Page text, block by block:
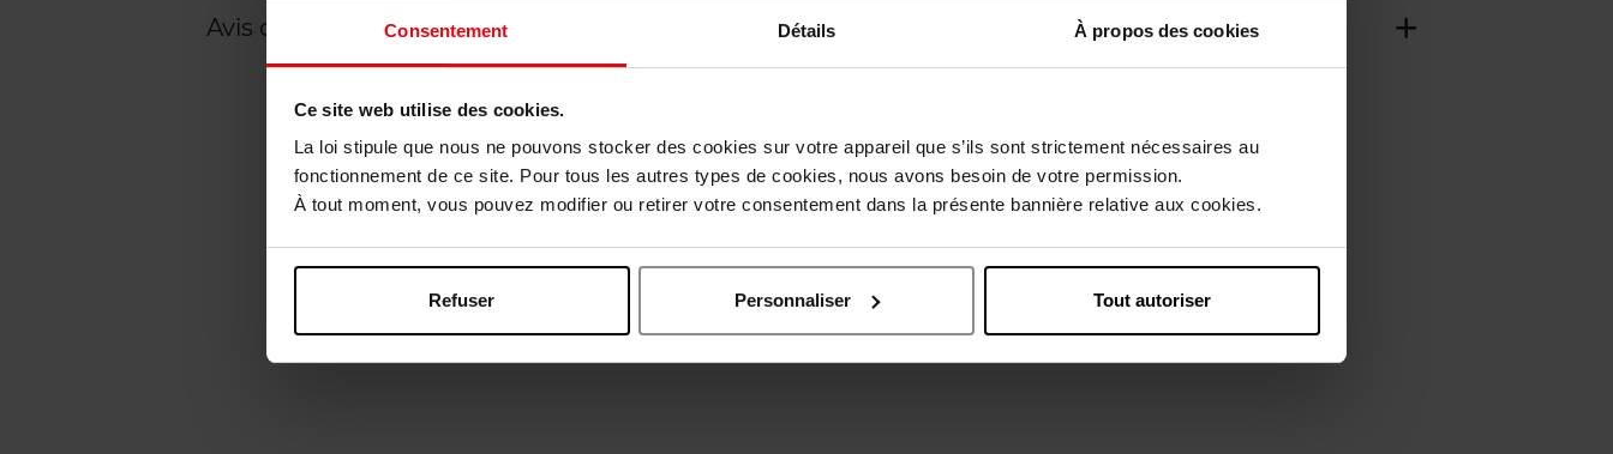
Consentement Détails À propos des cookies
Ce site web utilise des cookies.
La loi stipule que nous ne pouvons stocker des cookies sur votre appareil que s’ils sont strictement nécessaires au
fonctionnement de ce site. Pour tous les autres types de cookies, nous avons besoin de votre permission.
À tout moment, vous pouvez modifier ou retirer votre consentement dans la présente bannière relative aux cookies.
Refuser Personnaliser Tout autoriser
Avis client Politique relative aux avis des clients